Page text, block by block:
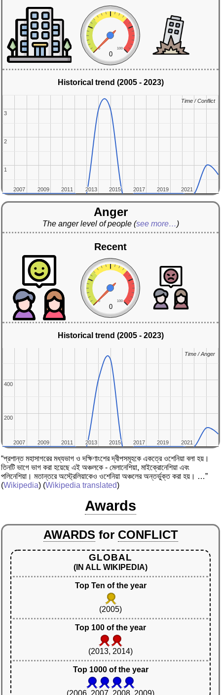
0 100
0
Historical trend (2005 - 2023)
2007
2007 2009
2009 2011
2011 2013
2013 2015
2015 2017
2017 2019
2019 2021
2021
11
2
2
3
3
Time / Conflict
Time / Conflict
Anger
The anger level of people (see more…)
Recent
0 100
0
Historical trend (2005 - 2023)
2007
2007 2009
2009 2011
2011 2013
2013 2015
2015 2017
2017 2019
2019 2021
2021
200
200
400
400
Time / Anger
Time / Anger
“প্রশান্ত মহাসাগরের মধ্যভাগ ও দক্ষিণাংশের দ্বীপসমূহকে একত্রে ওশেনিয়া বলা হয়।
তিনটি ভাগে ভাগ করা হয়েছে এই অঞ্চলকে - মেলানেশিয়া, মাইক্রোনেশিয়া এবং
পলিনেশিয়া। মতান্তরে অস্ট্রেলিয়াকেও ওশেনিয়া অঞ্চলের অন্তর্ভুক্ত করা হয়। …”
(Wikipedia) (Wikipedia translated)
Awards
AWARDS for CONFLICT
GLOBAL
(IN ALL WIKIPEDIA)
Top Ten of the year
(2005)
Top 100 of the year
(2013, 2014)
Top 1000 of the year